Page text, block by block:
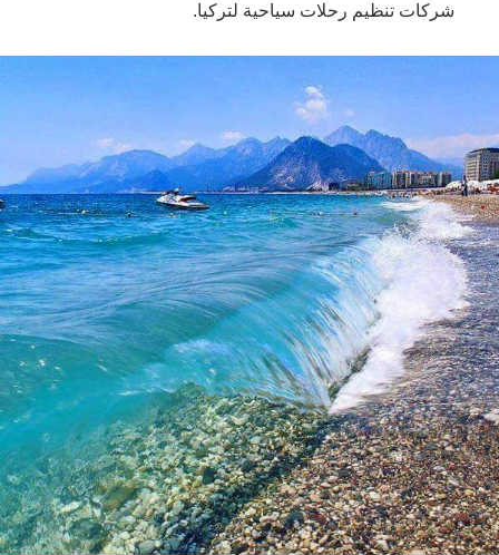
شركات تنظيم رحلات سياحية لتركيا.